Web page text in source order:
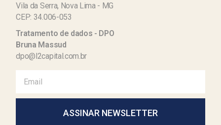
Vila da Serra, Nova Lima - MG
CEP: 34.006-053
Tratamento de dados - DPO
Bruna Massud
dpo@l2capital.com.br
ASSINAR NEWSLETTER